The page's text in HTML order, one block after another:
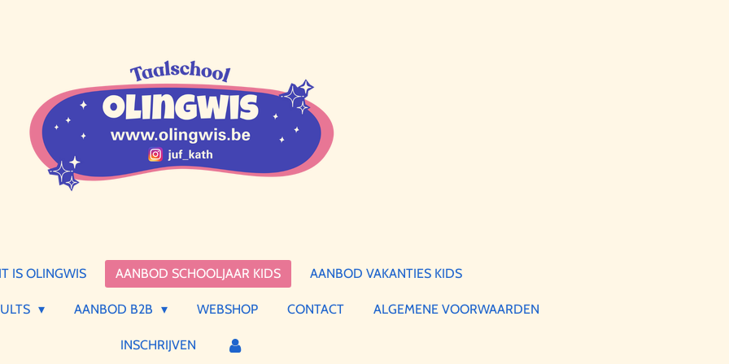
IS OLINGWIS AANBOD SCHOOLJAAR KIDS AANBOD VAKANTIES KIDS
AANBOD B2B WEBSHOP CONTACT ALGEMENE VOORWAARDEN
INSCHRIJVEN